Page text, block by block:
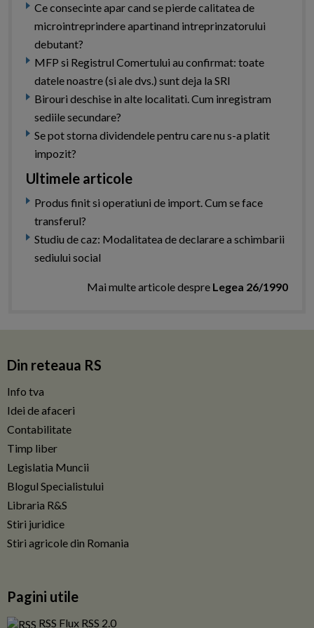
Ce consecinte apar cand se pierde calitatea de
microintreprindere apartinand intreprinzatorului
debutant?
MFP si Registrul Comertului au confirmat: toate
datele noastre (si ale dvs.) sunt deja la SRI
Birouri deschise in alte localitati. Cum inregistram
sediile secundare?
Se pot storna dividendele pentru care nu s-a platit
impozit?
Ultimele articole
Produs finit si operatiuni de import. Cum se face
transferul?
Studiu de caz: Modalitatea de declarare a schimbarii
sediului social
Mai multe articole despre Legea 26/1990
Din reteaua RS
Info tva
Idei de afaceri
Contabilitate
Timp liber
Legislatia Muncii
Blogul Specialistului
Libraria R&S
Stiri juridice
Stiri agricole din Romania
Pagini utile
RSS Flux RSS 2.0